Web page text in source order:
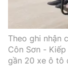
Theo ghi nhận
Côn Sơn -
gần 20 xe ô tô